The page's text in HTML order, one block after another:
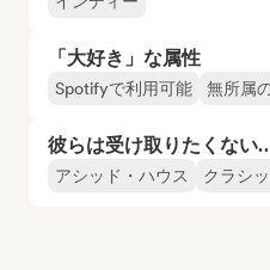
「大好き」な属性
Spotifyで利用可能 無所属
彼らは受け取りたくない
アシッド・ハウス クラシ